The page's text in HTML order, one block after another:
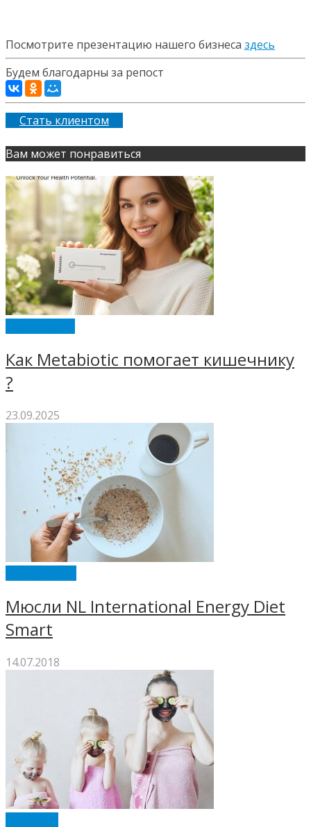
Посмотрите презентацию нашего бизнеса здесь
Будем благодарны за репост
Стать клиентом
Вам может понравиться
Как Metabiotic помогает кишечнику
?
23.09.2025
Мюсли NL International Energy Diet
Smart
14.07.2018